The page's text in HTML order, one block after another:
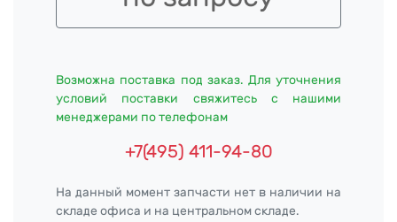
Возможна поставка под заказ. Для уточнения
условий поставки свяжитесь с нашими
менеджерами по телефонам
+7(495) 411-94-80
На данный момент запчасти нет в наличии на
складе офиса и на центральном складе.